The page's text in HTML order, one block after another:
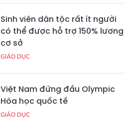
Sinh viên dân tộc rất ít người
có thể được hỗ trợ 150% lương
cơ sở
GIÁO DỤC
Việt Nam đứng đầu Olympic
Hóa học quốc tế
GIÁO DỤC